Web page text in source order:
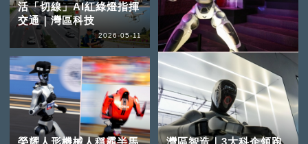
活「切線」AI紅綠燈指揮
交通｜灣區科技
2026-05-11
榮耀人形機械人稱霸半馬
灣區智造｜3大科企領跑